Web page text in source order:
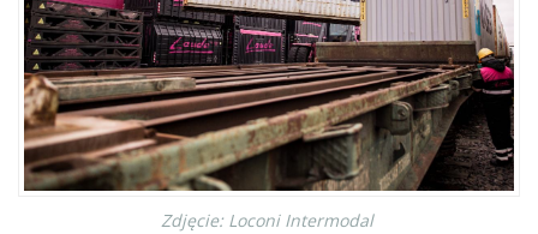
Zdjęcie: Loconi Intermodal